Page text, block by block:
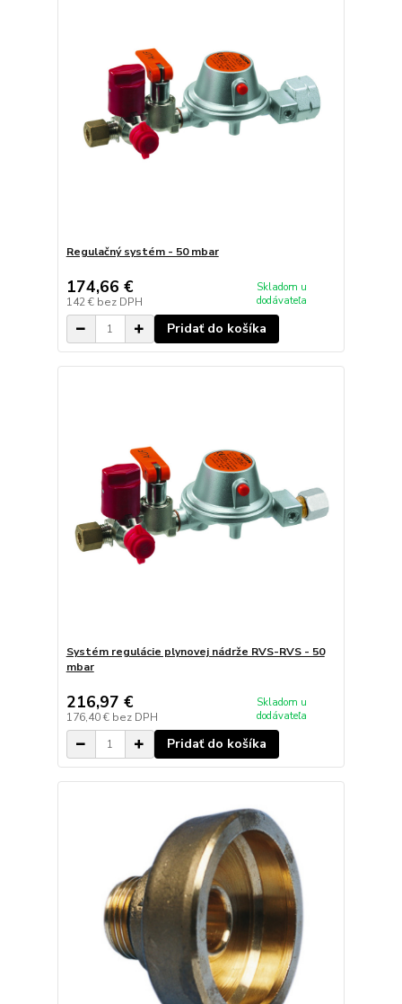
Regulačný systém - 50 mbar
174,66 €
142 € bez DPH
Skladom u
dodávateľa
Pridať do košíka
Systém regulácie plynovej nádrže RVS-RVS - 50
mbar
216,97 €
176,40 € bez DPH
Skladom u
dodávateľa
Pridať do košíka